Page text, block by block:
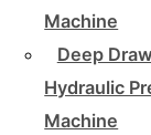
Machine
Deep
Hydraulic
Machine